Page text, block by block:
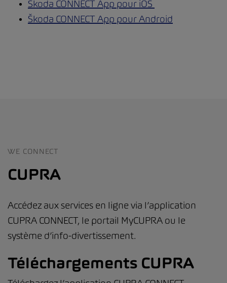
Škoda CONNECT App pour iOS
Škoda CONNECT App pour Android
WE CONNECT
CUPRA
Accédez aux services en ligne via l’application
CUPRA CONNECT, le portail MyCUPRA ou le
système d’info-divertissement.
Téléchargements CUPRA